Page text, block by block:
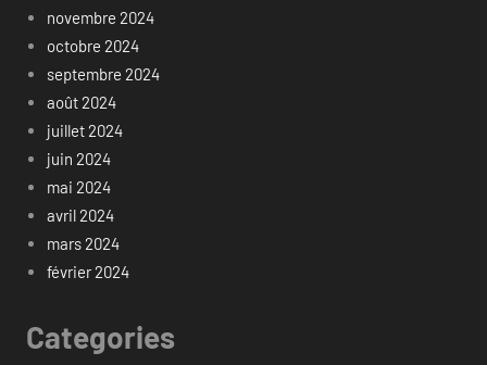
novembre 2024
octobre 2024
septembre 2024
août 2024
juillet 2024
juin 2024
mai 2024
avril 2024
mars 2024
février 2024
Categories